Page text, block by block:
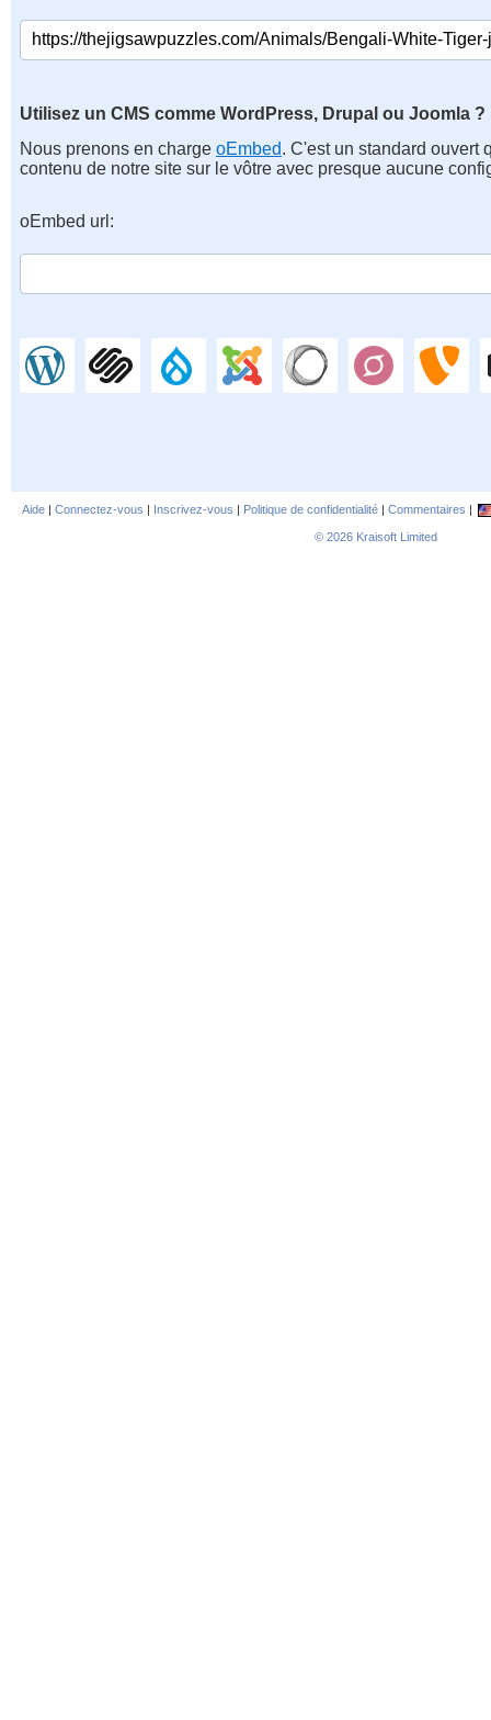
Utilisez un CMS comme WordPress, Drupal ou Joomla ?
Nous prenons en charge oEmbed. C'est un standard ouvert
contenu de notre site sur le vôtre avec presque aucune
oEmbed url:
Aide | Connectez-vous | Inscrivez-vous | Politique de confidentialité | Commentaires |
© 2026 Kraisoft Limited